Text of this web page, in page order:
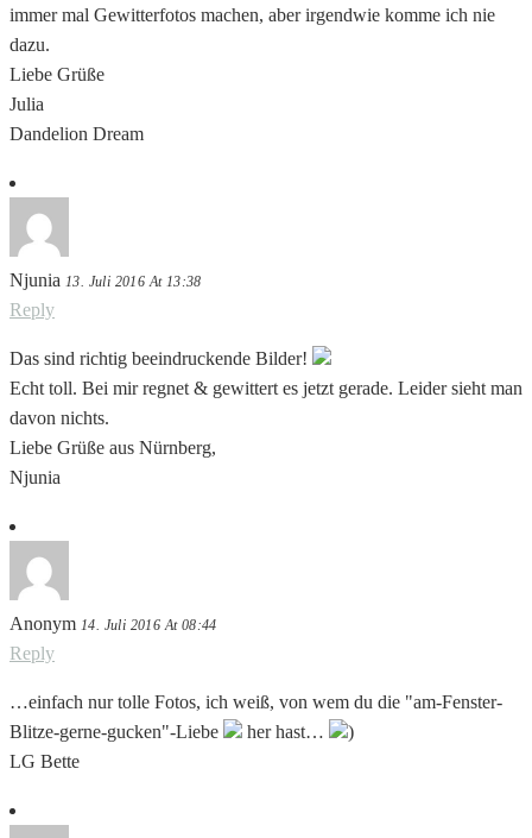
immer mal Gewitterfotos machen, aber irgendwie komme ich nie
dazu.
Liebe Grüße
Julia
Dandelion Dream
Njunia 13. Juli 2016 At 13:38
Reply
Das sind richtig beeindruckende Bilder!
Echt toll. Bei mir regnet & gewittert es jetzt gerade. Leider sieht man
davon nichts.
Liebe Grüße aus Nürnberg,
Njunia
Anonym 14. Juli 2016 At 08:44
Reply
…einfach nur tolle Fotos, ich weiß, von wem du die "am-Fenster-
Blitze-gerne-gucken"-Liebe
her hast…
)
LG Bette